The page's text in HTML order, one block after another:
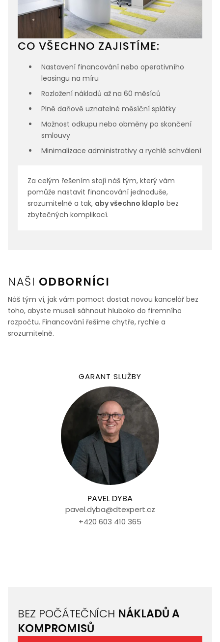
CO VŠECHNO ZAJISTÍME:
Nastavení financování nebo operativního
leasingu na míru
Rozložení nákladů až na 60 měsíců
Plně daňově uznatelné měsíční splátky
Možnost odkupu nebo obměny po skončení
smlouvy
Minimalizace administrativy a rychlé schválení
Za celým řešením stojí náš tým, který vám
pomůže nastavit financování jednoduše,
srozumitelně a tak, aby všechno klaplo bez
zbytečných komplikací.
NAŠI ODBORNÍCI
Náš tým ví, jak vám pomoct dostat novou kancelář bez
toho, abyste museli sáhnout hluboko do firemního
rozpočtu. Financování řešíme chytře, rychle a
srozumitelně.
GARANT SLUŽBY
PAVEL DYBA
pavel.dyba@dtexpert.cz
+420 603 410 365
BEZ POČÁTEČNÍCH NÁKLADŮ A
KOMPROMISŮ